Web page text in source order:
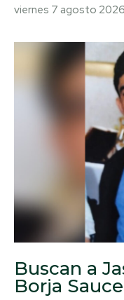
viernes 7 agosto 2026
Buscan a
Borja